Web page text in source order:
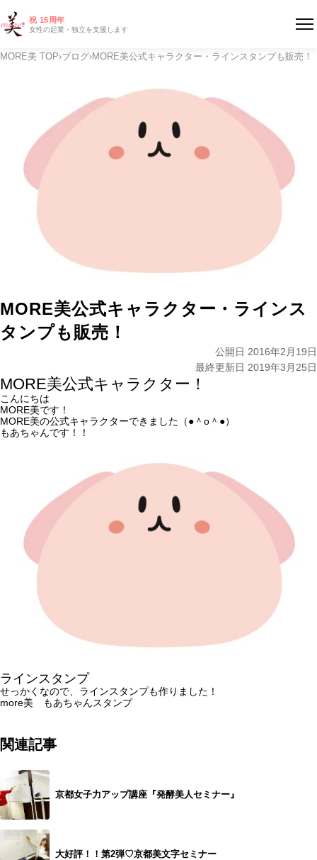
祝 15周年
女性の起業・独立を支援します
MORE美 TOP›ブログ›MORE美公式キャラクター・ラインスタンプも販売！
MORE美公式キャラクター・ラインス
タンプも販売！
公開日 2016年2月19日
最終更新日 2019年3月25日
MORE美公式キャラクター！
こんにちは
MORE美です！
MORE美の公式キャラクターできました（●＾o＾●）
もあちゃんです！！
ラインスタンプ
せっかくなので、ラインスタンプも作りました！
more美 もあちゃんスタンプ
関連記事
京都女子力アップ講座『発酵美人セミナー』
大好評！！第2弾♡京都美文字セミナー